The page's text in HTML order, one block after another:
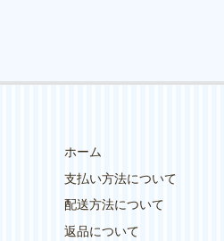
ホーム
支払い方法について
配送方法について
返品について